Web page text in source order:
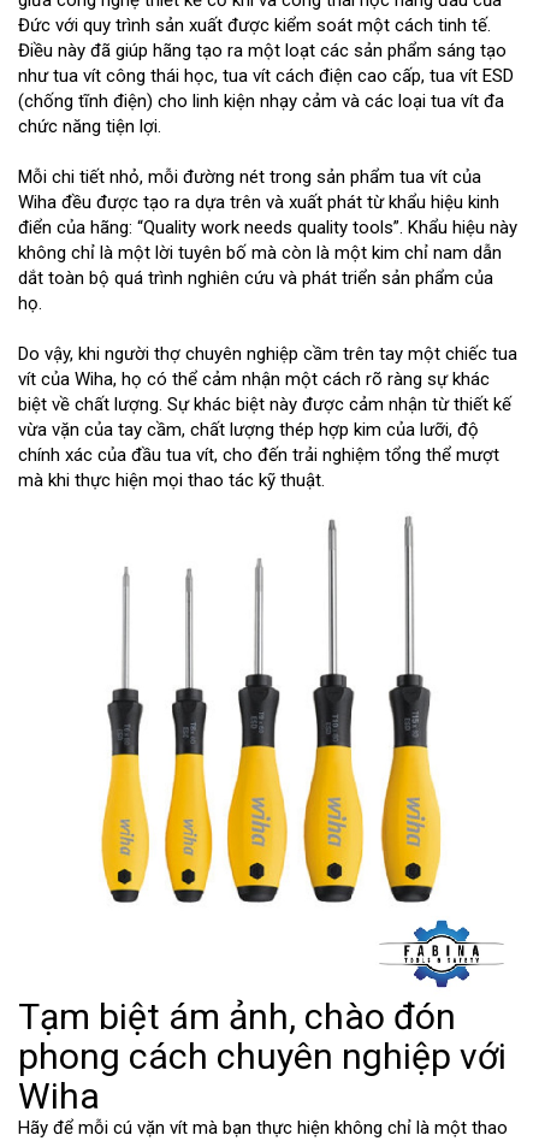
Đức với quy trình sản xuất được kiểm soát một cách tinh tế.
Điều này đã giúp hãng tạo ra một loạt các sản phẩm sáng tạo
như tua vít công thái học, tua vít cách điện cao cấp, tua vít ESD
(chống tĩnh điện) cho linh kiện nhạy cảm và các loại tua vít đa
chức năng tiện lợi.
Mỗi chi tiết nhỏ, mỗi đường nét trong sản phẩm tua vít của
Wiha đều được tạo ra dựa trên và xuất phát từ khẩu hiệu kinh
điển của hãng: “Quality work needs quality tools”. Khẩu hiệu này
không chỉ là một lời tuyên bố mà còn là một kim chỉ nam dẫn
dắt toàn bộ quá trình nghiên cứu và phát triển sản phẩm của
họ.
Do vậy, khi người thợ chuyên nghiệp cầm trên tay một chiếc tua
vít của Wiha, họ có thể cảm nhận một cách rõ ràng sự khác
biệt về chất lượng. Sự khác biệt này được cảm nhận từ thiết kế
vừa vặn của tay cầm, chất lượng thép hợp kim của lưỡi, độ
chính xác của đầu tua vít, cho đến trải nghiệm tổng thể mượt
mà khi thực hiện mọi thao tác kỹ thuật.
Tạm biệt ám ảnh, chào đón
phong cách chuyên nghiệp với
Wiha
Hãy để mỗi cú vặn vít mà bạn thực hiện không chỉ là một thao